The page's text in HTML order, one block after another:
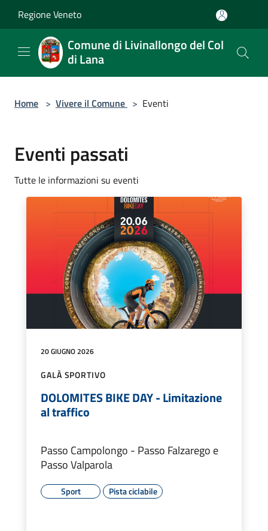
Regione Veneto
Comune di Livinallongo del Col
di Lana
Home > Vivere il Comune > Eventi
Eventi passati
Tutte le informazioni su eventi
20 GIUGNO 2026
GALÀ SPORTIVO
DOLOMITES BIKE DAY - Limitazione
al traffico
Passo Campolongo - Passo Falzarego e
Passo Valparola
Sport Pista ciclabile